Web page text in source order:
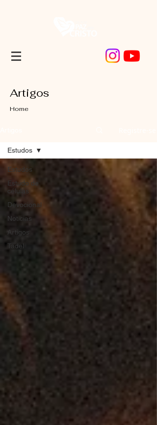
Artigos
Home
Estudos
Estudo de
células
Devocional
Noticias
Artigos
Tadel
Estudos